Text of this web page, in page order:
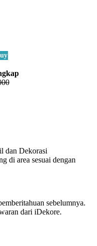
dan Dekorasi
di area sesuai dengan
sebelumnya.
dari iDekore.